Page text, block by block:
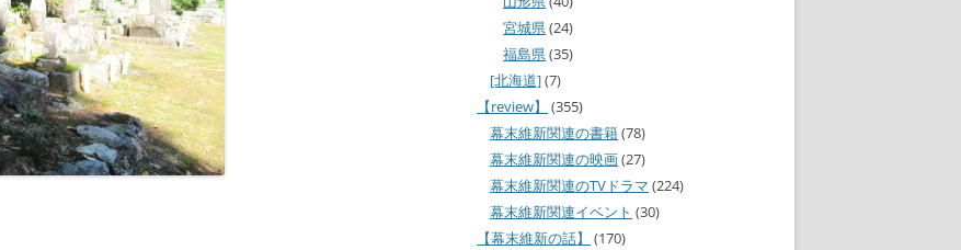
宮城県(24)
福島県(35)
[北海道](7)
【review】
(355)
幕末維新関連の書籍(78)
幕末維新関連の映画(27)
幕末維新関連のTVドラマ (224)
幕末維新関連イベント (30)
【幕末維新の話】
(170)